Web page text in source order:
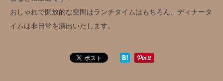
おしゃれで開放的な空間はランチタイムはもちろん、ディナータ
イムは非日常を演出いたします。